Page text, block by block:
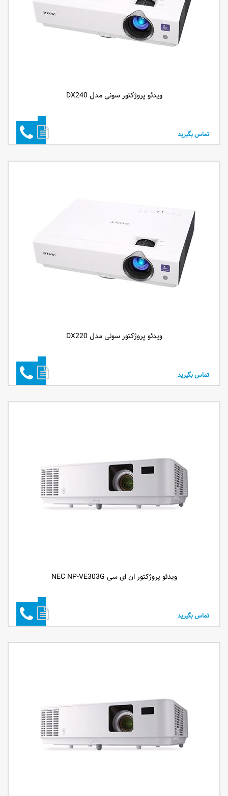
ویدئو پروژکتور سونی مدل DX240
تماس بگیرید
ویدئو پروژکتور سونی مدل DX220
تماس بگیرید
ویدئو پروژکتور ان ای سی NEC NP-VE303G
تماس بگیرید